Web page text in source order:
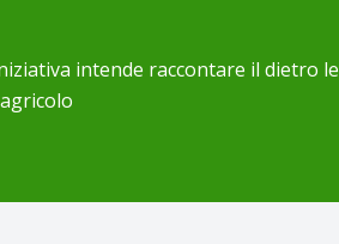
intende raccontare il dietro le